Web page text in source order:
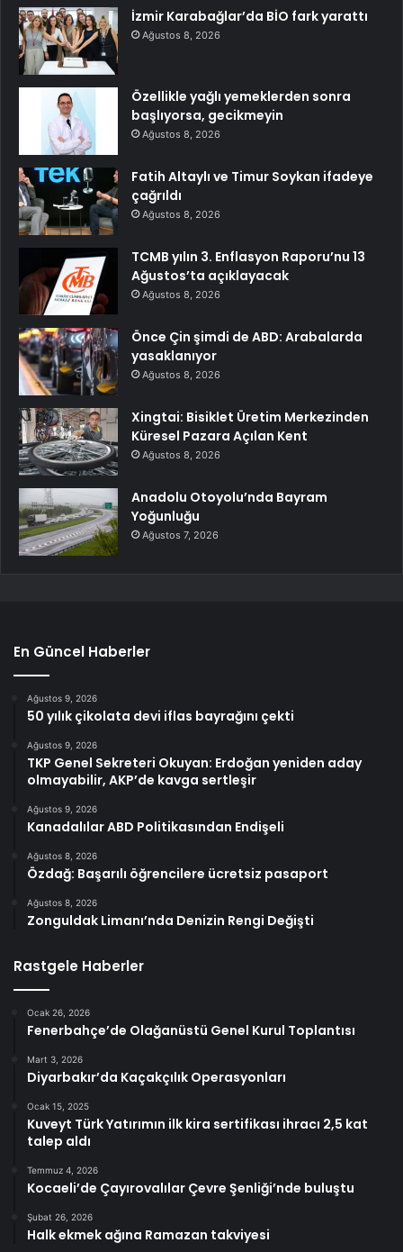
İzmir Karabağlar’da BİO fark yarattı
Ağustos 8, 2026
Özellikle yağlı yemeklerden sonra
başlıyorsa, gecikmeyin
Ağustos 8, 2026
Fatih Altaylı ve Timur Soykan ifadeye
çağrıldı
Ağustos 8, 2026
TCMB yılın 3. Enflasyon Raporu’nu 13
Ağustos’ta açıklayacak
Ağustos 8, 2026
Önce Çin şimdi de ABD: Arabalarda
yasaklanıyor
Ağustos 8, 2026
Xingtai: Bisiklet Üretim Merkezinden
Küresel Pazara Açılan Kent
Ağustos 8, 2026
Anadolu Otoyolu’nda Bayram
Yoğunluğu
Ağustos 7, 2026
En Güncel Haberler
Ağustos 9, 2026
50 yılık çikolata devi iflas bayrağını çekti
Ağustos 9, 2026
TKP Genel Sekreteri Okuyan: Erdoğan yeniden aday
olmayabilir, AKP’de kavga sertleşir
Ağustos 9, 2026
Kanadalılar ABD Politikasından Endişeli
Ağustos 8, 2026
Özdağ: Başarılı öğrencilere ücretsiz pasaport
Ağustos 8, 2026
Zonguldak Limanı’nda Denizin Rengi Değişti
Rastgele Haberler
Ocak 26, 2026
Fenerbahçe’de Olağanüstü Genel Kurul Toplantısı
Mart 3, 2026
Diyarbakır’da Kaçakçılık Operasyonları
Ocak 15, 2025
Kuveyt Türk Yatırımın ilk kira sertifikası ihracı 2,5 kat
talep aldı
Temmuz 4, 2026
Kocaeli’de Çayırovalılar Çevre Şenliği’nde buluştu
Şubat 26, 2026
Halk ekmek ağına Ramazan takviyesi